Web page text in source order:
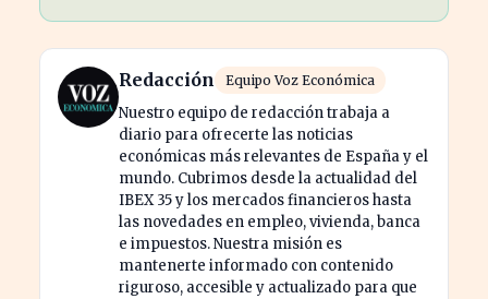
Redacción Equipo Voz Económica
Nuestro equipo de redacción trabaja a
diario para ofrecerte las noticias
económicas más relevantes de España y el
mundo. Cubrimos desde la actualidad del
IBEX 35 y los mercados financieros hasta
las novedades en empleo, vivienda, banca
e impuestos. Nuestra misión es
mantenerte informado con contenido
riguroso, accesible y actualizado para que